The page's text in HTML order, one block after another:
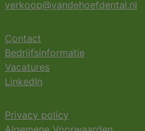
verkoop@vandehoefdental.nl
Contact
Bedrijfsinformatie
Vacatures
LinkedIn
Privacy policy